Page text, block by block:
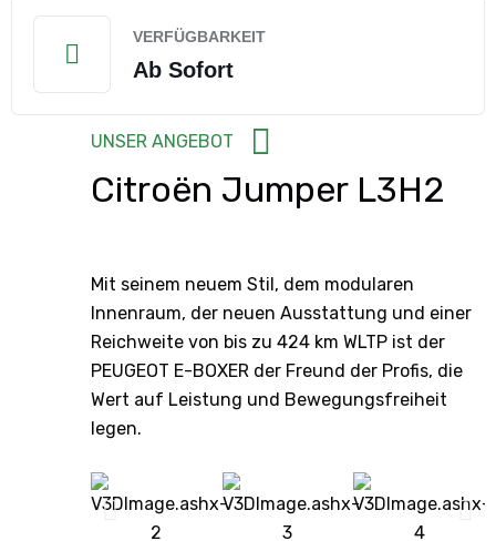
VERFÜGBARKEIT
Ab Sofort
UNSER ANGEBOT
Citroën Jumper L3H2
Mit seinem neuem Stil, dem modularen
Innenraum, der neuen Ausstattung und einer
Reichweite von bis zu 424 km WLTP ist der
PEUGEOT E-BOXER der Freund der Profis, die
Wert auf Leistung und Bewegungsfreiheit
legen.